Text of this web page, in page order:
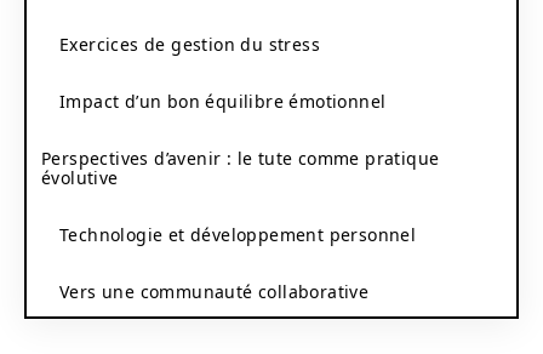
Exercices de gestion du stress
Impact d’un bon équilibre émotionnel
Perspectives d’avenir : le tute comme pratique
évolutive
Technologie et développement personnel
Vers une communauté collaborative